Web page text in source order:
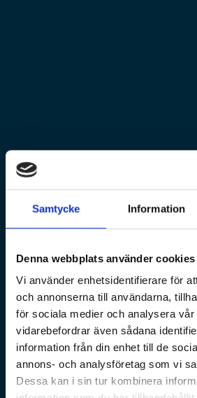
Samtycke Information
Denna webbplats använder cookies
Vi använder enhetsidentifierare för
och annonserna till användarna,
för sociala medier och analysera
vidarebefordrar även sådana
information från din enhet till de
annons- och analysföretag som vi
Dessa kan i sin tur kombinera